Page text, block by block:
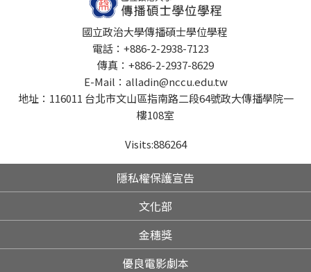
國立政治大學傳播碩士學位學程
電話：+886-2-2938-7123
傳真：+886-2-2937-8629
E-Mail：alladin@nccu.edu.tw
地址：116011 台北市文山區指南路二段64號政大傳播學院一
樓108室
Visits:886264
隱私權保護宣告
文化部
金穗獎
優良電影劇本